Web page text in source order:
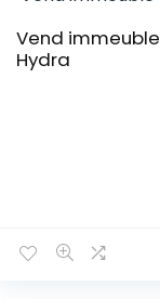
Vend immeuble
Hydra